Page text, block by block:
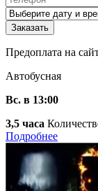
Предоплата на
Автобусная
Вс. в 13:00
3,5 часа
Подробнее